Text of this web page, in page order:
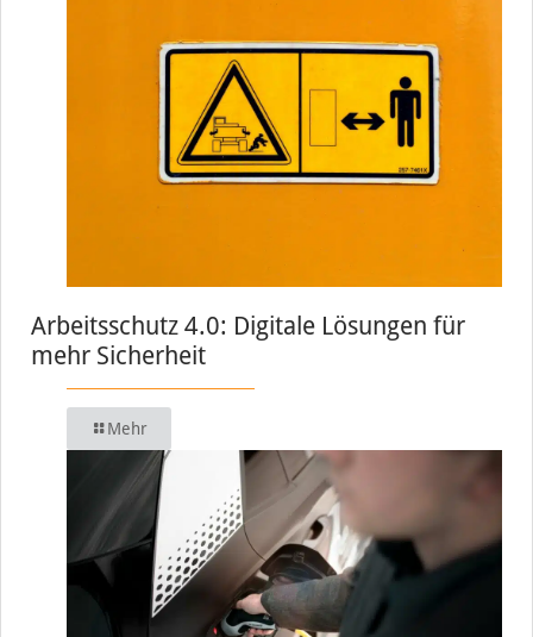
Arbeitsschutz 4.0: Digitale Lösungen für
mehr Sicherheit
Mehr